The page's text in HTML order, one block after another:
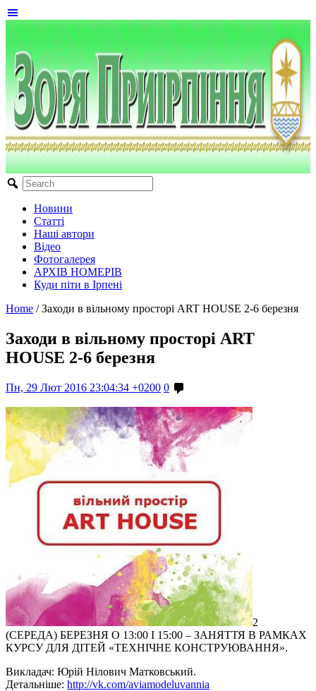
Новини
Статті
Наші автори
Відео
Фотогалерея
АРХІВ НОМЕРІВ
Куди піти в Ірпені
Home / Заходи в вільному просторі ART HOUSE 2-6 березня
Заходи в вільному просторі ART
HOUSE 2-6 березня
Пн, 29 Лют 2016 23:04:34 +0200 0
2
(СЕРЕДА) БЕРЕЗНЯ О 13:00 І 15:00 – ЗАНЯТТЯ В РАМКАХ
КУРСУ ДЛЯ ДІТЕЙ «ТЕХНІЧНЕ КОНСТРУЮВАННЯ».
Викладач: Юрій Нілович Матковський.
Детальніше: http://vk.com/aviamodeluvannia